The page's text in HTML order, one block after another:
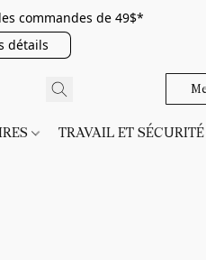
commandes de 49$*
détails
TRAVAIL ET